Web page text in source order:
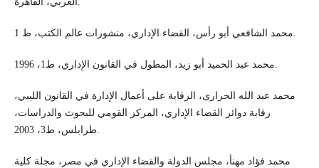
محمد الشافعي أبو رأس، القضاء الإداري، منشورات عالم الكتب، ط 1.
محمد عبد الحميد أبو زيد، المطول في القانون الإداري، ط1، 1996.
محمد عبد الله الحرارى، الرقابة على أعمال الإدارة في القانون الليبي،
رقابة دوائر القضاء الإداري، المركز القومي للبحوث والدراسات،
طرابلس، ط3، 2003.
محمد فؤاد مهنأ، مجلس الدولة والقضاء الإداري في مصر، مجلة كلية